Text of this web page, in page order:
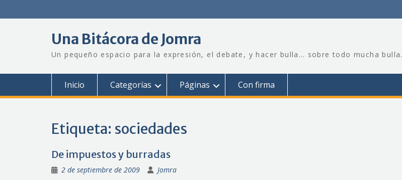
Una Bitácora de Jomra
Un pequeño espacio para la expresión, el debate, y hacer bulla… sobre todo mucha bulla.
Inicio Categorías Páginas Con firma
Etiqueta: sociedades
De impuestos y burradas
2 de septiembre de 2009 Jomra